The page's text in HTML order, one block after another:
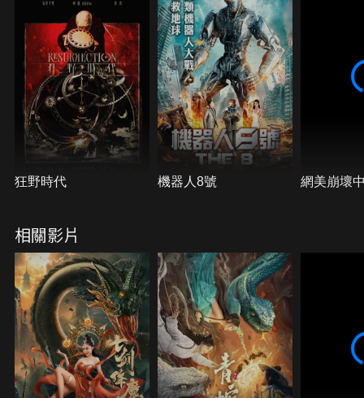
狂野時代 機器人8號 網美崩壞
相關影片